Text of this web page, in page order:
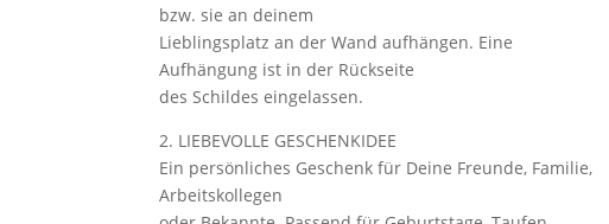
bzw. sie an deinem
Lieblingsplatz an der Wand aufhängen. Eine
Aufhängung ist in der Rückseite
des Schildes eingelassen.
2. LIEBEVOLLE GESCHENKIDEE
Ein persönliches Geschenk für Deine Freunde, Familie,
Arbeitskollegen